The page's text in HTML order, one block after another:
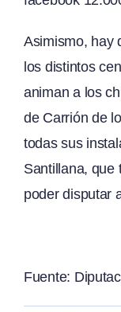
Asimismo, hay
los distintos
animan a los
de Carrión de
todas sus
Santillana, que
poder disputar
Fuente: